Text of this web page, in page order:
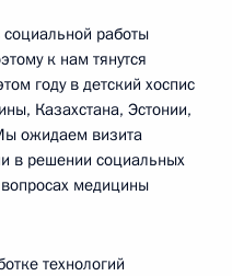
работы
к нам тянутся
году в детский хоспис
Казахстана, Эстонии,
ожидаем визита
в решении социальных
медицины
технологий